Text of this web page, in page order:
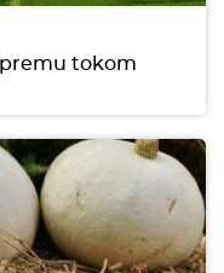
tokom